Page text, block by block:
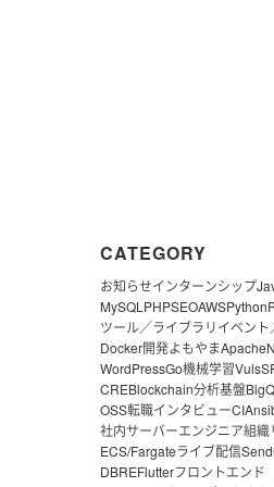
CATEGORY
お知らせインターンシップ
MySQL PHPSEOAWSPython
ツール／ライブラリイベント
Docker開発よもやまApache
WordPressGo機械学習Vuls
CREBlockchain分析基盤
OSS転職インタビューCI
社内サーバーエンジニア組織
ECS/Fargateライブ配信
DBREFlutterフロントエンド